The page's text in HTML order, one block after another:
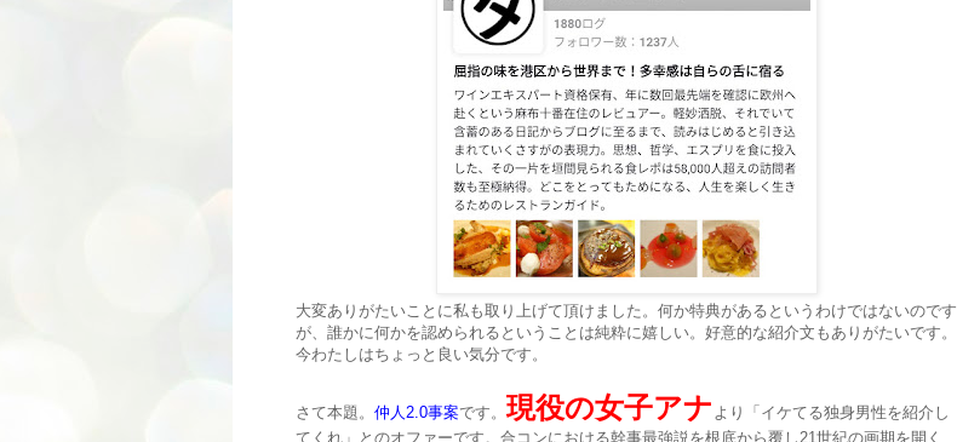
大変ありがたいことに私も取り上げて頂けました。何か特典があるというわけではないのです
が、誰かに何かを認められるということは純粋に嬉しい。好意的な紹介文もありがたいです。
今わたしはちょっと良い気分です。
さて本題。 仲人2.0事案です。現役の女子アナ より「イケてる独身男性を紹介し
てくれ」とのオファーです。合コンにおける幹事最強説を根底から覆し21世紀の画期を開く